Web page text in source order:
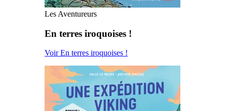
Les Aventureurs
En terres iroquoises !
Voir En terres iroquoises !